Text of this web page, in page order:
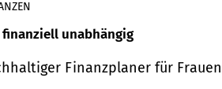
unabhängig
Finanzplaner für Frauen